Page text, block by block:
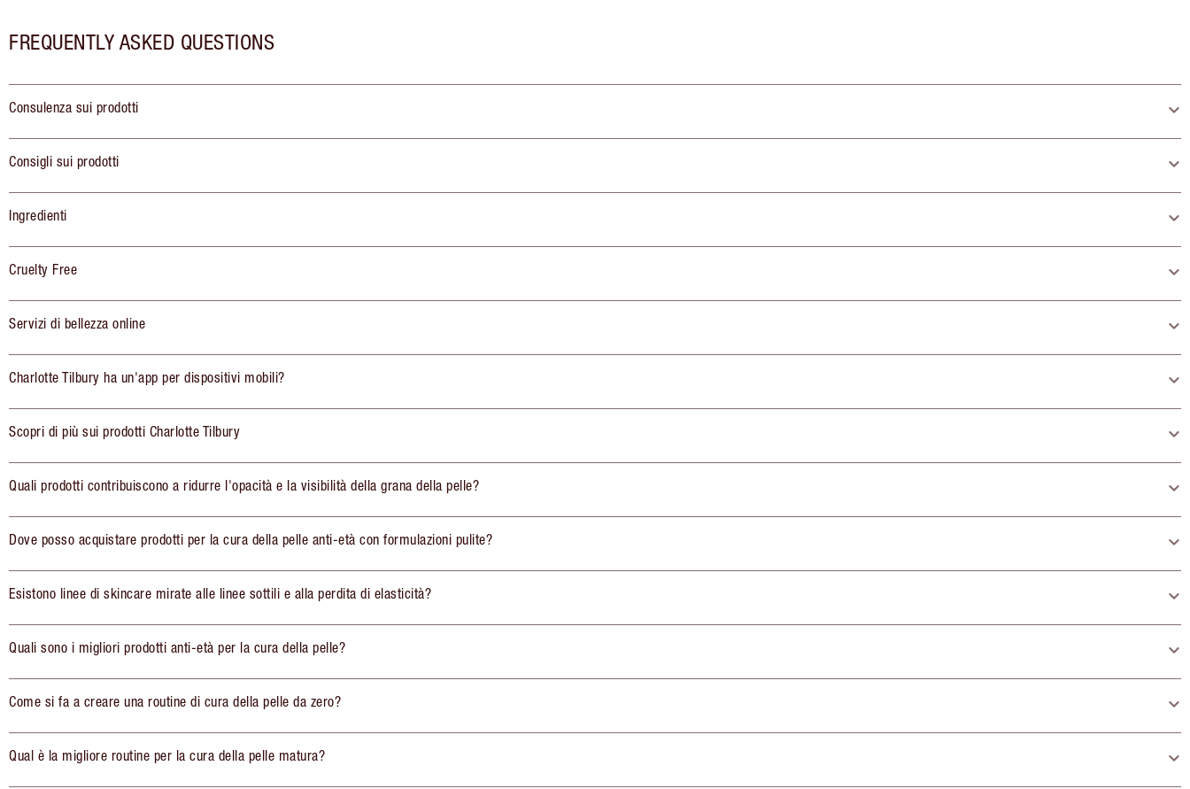
FREQUENTLY ASKED QUESTIONS
Consulenza sui prodotti
Consigli sui prodotti
Ingredienti
Cruelty Free
Servizi di bellezza online
Charlotte Tilbury ha un'app per dispositivi mobili?
Scopri di più sui prodotti Charlotte Tilbury
Quali prodotti contribuiscono a ridurre l'opacità e la visibilità della grana della pelle?
Dove posso acquistare prodotti per la cura della pelle anti-età con formulazioni pulite?
Esistono linee di skincare mirate alle linee sottili e alla perdita di elasticità?
Quali sono i migliori prodotti anti-età per la cura della pelle?
Come si fa a creare una routine di cura della pelle da zero?
Qual è la migliore routine per la cura della pelle matura?